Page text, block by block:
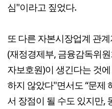
심"이라고 짚었다.
또 다른 자본시장업계 관
(재정경제부, 금융감독위
자보호원)이 생긴다는 것
하지 않았다"면서도 “문제
서 장점이 될 수도 있지만,